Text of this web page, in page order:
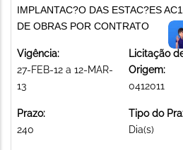
IMPLANTAC?O DAS ESTAC?ES
DE OBRAS POR CONTRATO
Vigência:
27-FEB-12 a 12-MAR-
13
Licitação
Origem:
0412011
Prazo:
240
Tipo do
Dia(s)